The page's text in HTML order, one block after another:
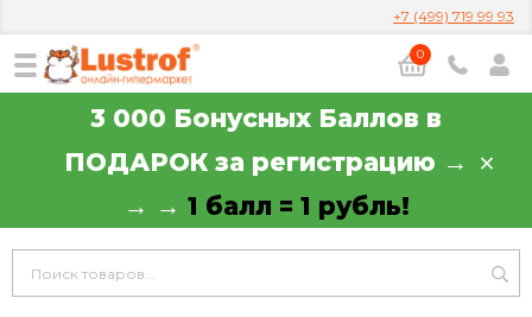
+7 (499) 719 99 93
0
3 000 Бонусных Баллов в
ПОДАРОК за регистрацию →
→ → 1 балл = 1 рубль!